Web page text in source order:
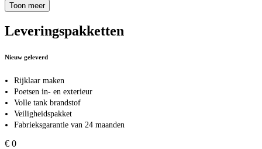
Toon meer
Leveringspakketten
Nieuw geleverd
Rijklaar maken
Poetsen in- en exterieur
Volle tank brandstof
Veiligheidspakket
Fabrieksgarantie van 24 maanden
€ 0